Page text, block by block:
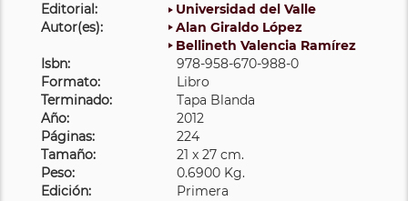
Editorial:
Universidad del Valle
Autor(es):
Alan Giraldo López
Bellineth Valencia Ramírez
Isbn:
978-958-670-988-0
Formato:
Libro
Terminado:
Tapa Blanda
Año:
2012
Páginas:
224
Tamaño:
21 x 27 cm.
Peso:
0.6900 Kg.
Edición:
Primera